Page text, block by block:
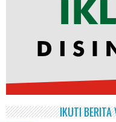
IKUTI BERITA